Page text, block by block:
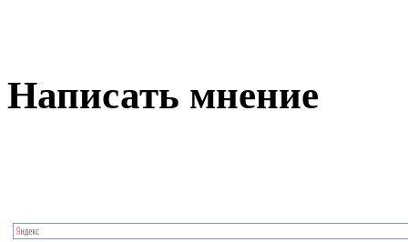
Написать мнение